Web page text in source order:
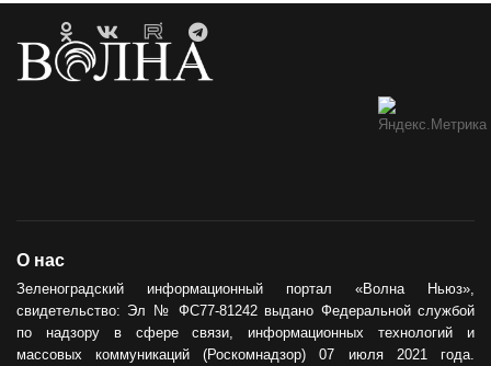
О нас
Зеленоградский информационный портал «Волна Ньюз»,
свидетельство: Эл № ФС77-81242 выдано Федеральной службой
по надзору в сфере связи, информационных технологий и
массовых коммуникаций (Роскомнадзор) 07 июля 2021 года.